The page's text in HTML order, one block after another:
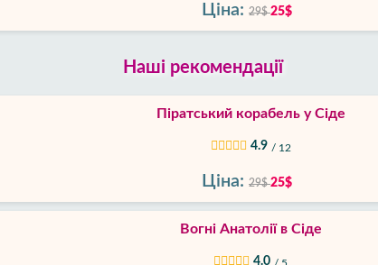
Ціна: 29$25$
Наші рекомендації
Піратський корабель у Сіде
4.9 / 12
Ціна: 29$25$
Вогні Анатолії в Сіде
4.0